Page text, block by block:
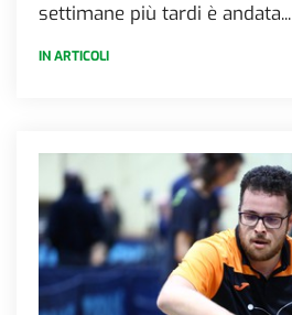
settimane più tardi è andata...
IN ARTICOLI